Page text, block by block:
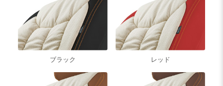
ブラック レッド